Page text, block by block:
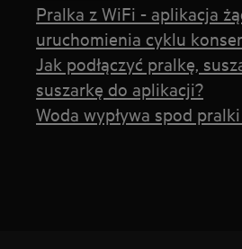
Pralka z WiFi - aplikacja
uruchomienia cyklu
Jak podłączyć pralkę,
suszarkę do aplikacji?
Woda wypływa spod